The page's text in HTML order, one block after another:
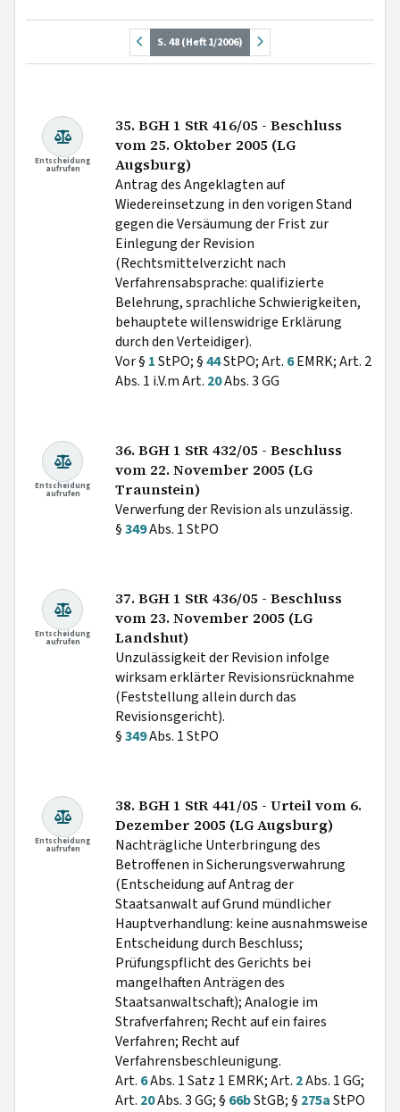
S. 48 (Heft 1/2006)
Entscheidung
aufrufen
35. BGH 1 StR 416/05 - Beschluss
vom 25. Oktober 2005 (LG
Augsburg)
Antrag des Angeklagten auf
Wiedereinsetzung in den vorigen Stand
gegen die Versäumung der Frist zur
Einlegung der Revision
(Rechtsmittelverzicht nach
Verfahrensabsprache: qualifizierte
Belehrung, sprachliche Schwierigkeiten,
behauptete willenswidrige Erklärung
durch den Verteidiger).
Vor § 1StPO; §44StPO; Art. 6EMRK; Art. 2
Abs. 1 i.V.m Art. 20Abs. 3 GG
Entscheidung
aufrufen
36. BGH 1 StR 432/05 - Beschluss
vom 22. November 2005 (LG
Traunstein)
Verwerfung der Revision als unzulässig.
§349Abs. 1 StPO
Entscheidung
aufrufen
37. BGH 1 StR 436/05 - Beschluss
vom 23. November 2005 (LG
Landshut)
Unzulässigkeit der Revision infolge
wirksam erklärter Revisionsrücknahme
(Feststellung allein durch das
Revisionsgericht).
§349Abs. 1 StPO
Entscheidung
aufrufen
38. BGH 1 StR 441/05 - Urteil vom 6.
Dezember 2005 (LG Augsburg)
Nachträgliche Unterbringung des
Betroffenen in Sicherungsverwahrung
(Entscheidung auf Antrag der
Staatsanwalt auf Grund mündlicher
Hauptverhandlung: keine ausnahmsweise
Entscheidung durch Beschluss;
Prüfungspflicht des Gerichts bei
mangelhaften Anträgen des
Staatsanwaltschaft); Analogie im
Strafverfahren; Recht auf ein faires
Verfahren; Recht auf
Verfahrensbeschleunigung.
Art. 6Abs. 1 Satz 1 EMRK; Art. 2Abs. 1 GG;
Art. 20Abs. 3 GG; § 66bStGB; § 275aStPO